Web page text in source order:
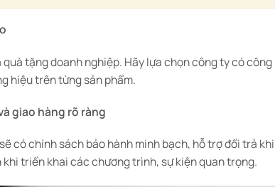
tặng doanh nghiệp. Hãy lựa chọn công ty có
hiệu trên từng sản phẩm.
giao hàng rõ ràng
có chính sách bảo hành minh bạch, hỗ trợ đổi trả
triển khai các chương trình, sự kiện quan trọng.